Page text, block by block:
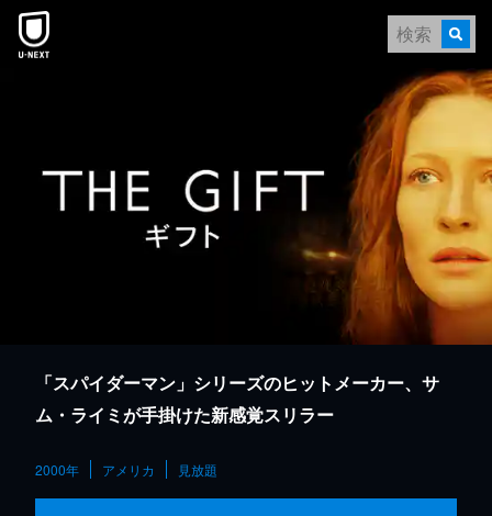
本文へスキップ
「スパイダーマン」シリーズのヒットメーカー、サ
ム・ライミが手掛けた新感覚スリラー
2000年 アメリカ 見放題